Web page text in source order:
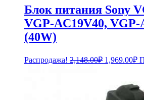
Блок питания Sony
VGP-AC19V40, VGP-
(40W)
Распродажа! 2,148.00₽
2,148.00₽.
1,969.00₽